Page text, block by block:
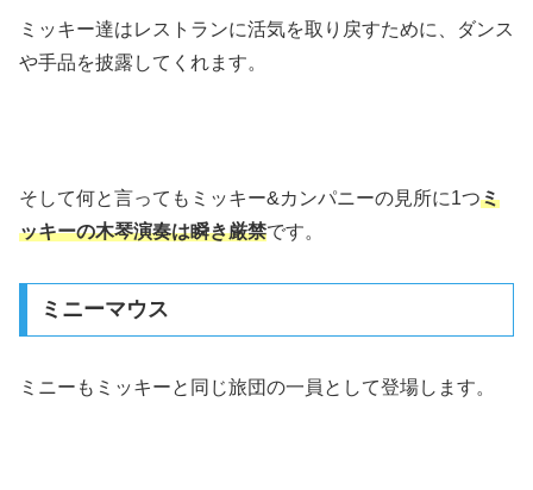
ミッキー達はレストランに活気を取り戻すために、ダンス
や手品を披露してくれます。
そして何と言ってもミッキー&カンパニーの見所に1つミ
ッキーの木琴演奏は瞬き厳禁です。
ミニーマウス
ミニーもミッキーと同じ旅団の一員として登場します。